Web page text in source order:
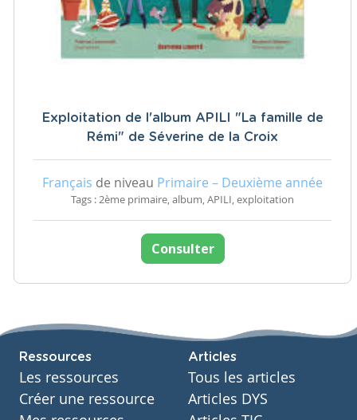
Exploitation de l'album APILI "La famille de
Rémi" de Séverine de la Croix
Français de niveau Primaire – Deuxième année
Tags : 2ème primaire, album, APILI, exploitation
Consulter
Ressources
Les ressources
Créer une ressource
Articles
Tous les articles
Articles DYS